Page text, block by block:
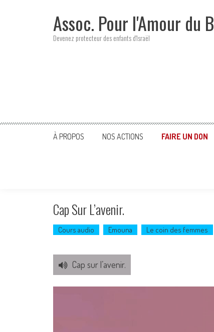
Assoc. Pour l'Amour du
Devenez protecteur des enfants d'Israël
À PROPOS NOS ACTIONS FAIRE UN DON
Cap Sur L’avenir.
Cours audio Emouna Le coin des femmes
Cap sur l’avenir.